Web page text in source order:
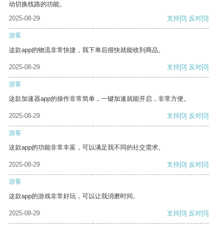
动切换线路的功能。
2025-08-29
支持[0] 反对[0]
游客
这款app的物流非常快捷，我下单后很快就能收到商品。
2025-08-29 支持[0] 反对[0]
游客
这款加速器app的操作非常简单，一键加速就能开启，非常方便。
2025-08-29 支持[0] 反对[0]
游客
这款app的功能非常丰富，可以满足我不同的社交需求。
2025-08-29 支持[0] 反对[0]
游客
这款app的游戏非常好玩，可以让我消磨时间。
2025-08-29 支持[0] 反对[0]